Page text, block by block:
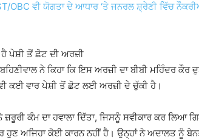
OBC ਵੀ ਯੋਗਤਾ ਦੇ ਆਧਾਰ ‘ਤੇ ਜਨਰਲ ਸ਼੍ਰੇਣੀ ਵਿੱਚ
ਹੈ ਪੇਸ਼ੀ ਤੋਂ ਛੋਟ ਦੀ ਅਰਜ਼ੀ
ਨੇ ਕਿਹਾ ਕਿ ਇਸ ਅਰਜ਼ੀ ਦਾ ਬੀਬੀ ਮਹਿੰਦਰ ਕੌਰ
ਕਈ ਵਾਰ ਪੇਸ਼ੀ ਤੋਂ ਛੋਟ ਲਈ ਅਰਜ਼ੀ ਦੇ ਚੁੱਕੀ ਹੈ।
ਜ਼ਰੂਰੀ ਕੰਮ ਦਾ ਹਵਾਲਾ ਦਿੱਤਾ, ਜਿਸਨੂੰ ਸਵੀਕਾਰ ਕਰ
ਅਜਿਹਾ ਕੋਈ ਕਾਰਨ ਨਹੀਂ ਹੈ। ਉਨ੍ਹਾਂ ਨੇ ਅਦਾਲਤ ਨੂੰ